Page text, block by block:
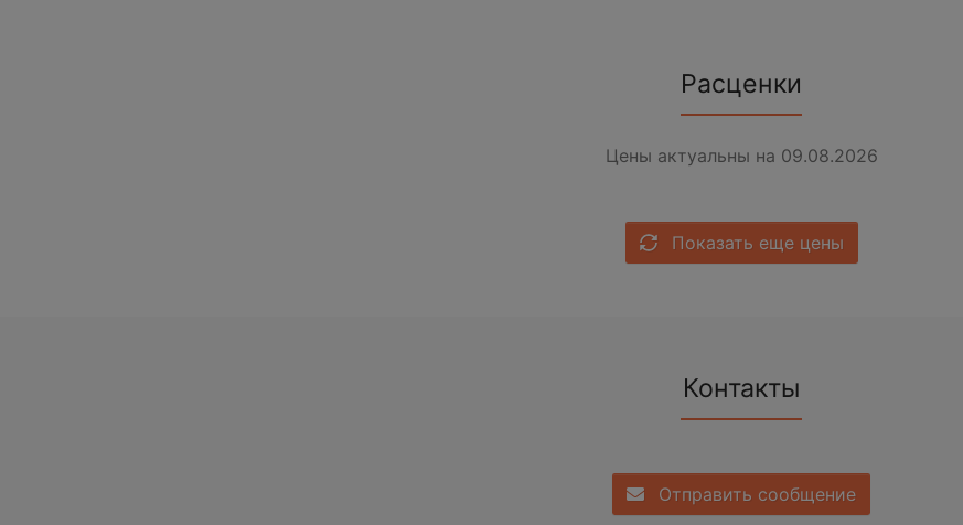
Расценки
Цены актуальны на 09.08.2026
Показать еще цены
Контакты
Отправить сообщение